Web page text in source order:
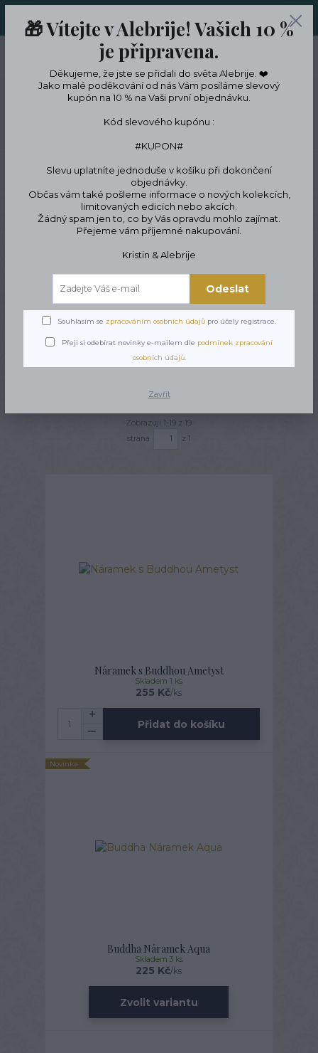
LIMITKÁCH
CZK
Hledat
ŠPERKY Náramky Symbolické náramky
Náramky s Buddhou
- ručně vyráběné
originály
Upřesnit parametry
Zobrazuji 1-19 z 19
strana
z 1
Náramek s Buddhou Ametyst
255 Kč/ks
Skladem 1 ks
Přidat do košíku
Novinka
Buddha Náramek Aqua
225 Kč/ks
Skladem 3 ks
Zvolit variantu
🎁 Vítejte v Alebrije! Vašich 10 %
je připravena.
Děkujeme, že jste se přidali do světa Alebrije. ❤️
Jako malé poděkování od nás Vám posíláme slevový
kupón na 10 % na Vaši první objednávku.
Kód slevového kupónu :
#KUPON#
Slevu uplatníte jednoduše v košíku při dokončení
objednávky.
Občas vám také pošleme informace o nových kolekcích,
limitovaných edicích nebo akcích.
Žádný spam jen to, co by Vás opravdu mohlo zajímat.
Přejeme vám příjemné nakupování.
Kristin & Alebrije
Odeslat
Souhlasím se zpracováním osobních údajů pro účely registrace.
Přeji si odebírat novinky e-mailem dle podmínek zpracování
osobních údajů.
Zavřít